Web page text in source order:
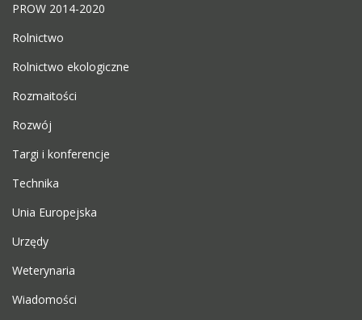
PROW 2014-2020
Rolnictwo
Rolnictwo ekologiczne
Rozmaitości
Rozwój
Targi i konferencje
Technika
Unia Europejska
Urzędy
Weterynaria
Wiadomości